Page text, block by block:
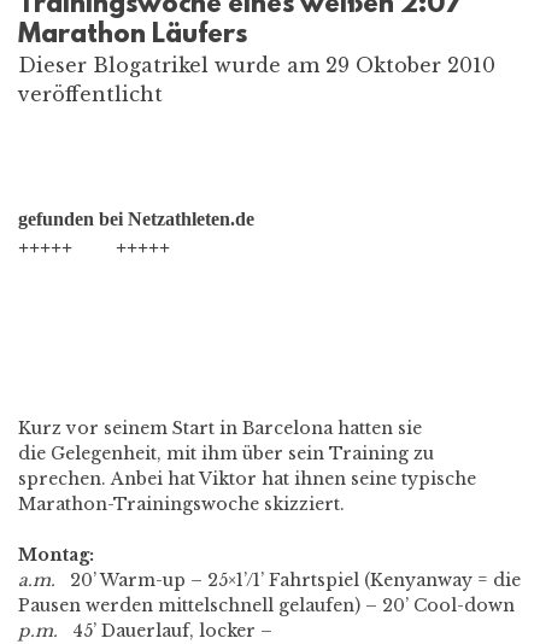
Marathon Läufers
Dieser Blogatrikel wurde am 29 Oktober 2010
veröffentlicht
gefunden bei Netzathleten.de
+++++ +++++
Kurz vor seinem Start in Barcelona hatten sie
die Gelegenheit, mit ihm über sein Training zu
sprechen. Anbei hat Viktor hat ihnen seine typische
Marathon-Trainingswoche skizziert.
Montag:
a.m. 20’ Warm-up – 25×1’/1’ Fahrtspiel (Kenyanway = die
Pausen werden mittelschnell gelaufen) – 20’ Cool-down
p.m. 45’ Dauerlauf, locker –